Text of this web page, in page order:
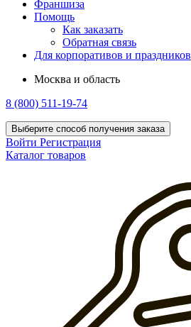
Франшиза
Помощь
Как заказать
Обратная связь
Для корпоративов и праздников
Москва и область
8 (800) 511-19-74
Выберите способ получения заказа
Войти Регистрация
Каталог товаров